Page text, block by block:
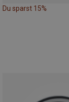
Du sparst 15%